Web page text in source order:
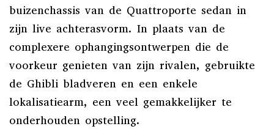
buizenchassis van de Quattroporte sedan in
zijn live achterasvorm. In plaats van de
complexere ophangingsontwerpen die de
voorkeur genieten van zijn rivalen, gebruikte
de Ghibli bladveren en een enkele
lokalisatiearm, een veel gemakkelijker te
onderhouden opstelling.